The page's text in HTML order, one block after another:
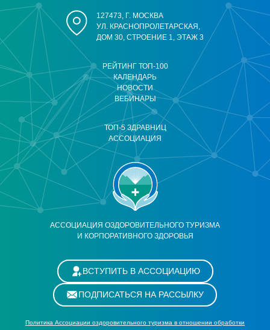
АССОЦИАЦИЯ ОЗДОРОВИТЕЛЬНОГО ТУРИЗМА
И КОРПОРАТИВНОГО ЗДОРОВЬЯ
РЕЙТИНГ ТОП-100
КАЛЕНДАРЬ
НОВОСТИ
ВЕБИНАРЫ
ТОП-5 ЗДРАВНИЦ
АССОЦИАЦИЯ
127473, Г. МОСКВА
УЛ. КРАСНОПРОЛЕТАРСКАЯ,
ДОМ 30, СТРОЕНИЕ 1, ЭТАЖ 3
ВСТУПИТЬ В АССОЦИАЦИЮ
ПОДПИСАТЬСЯ НА РАССЫЛКУ
Политика Ассоциации оздоровительного туризма в отношении обработки